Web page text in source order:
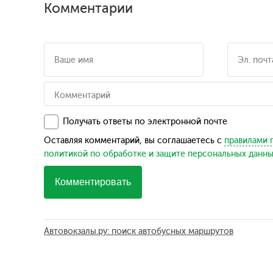
Комментарии
Получать ответы по электронной почте
Оставляя комментарий, вы соглашаетесь с правилами
политикой по обработке и защите персональных
Комментировать
Автовокзалы.ру: поиск автобусных маршрутов